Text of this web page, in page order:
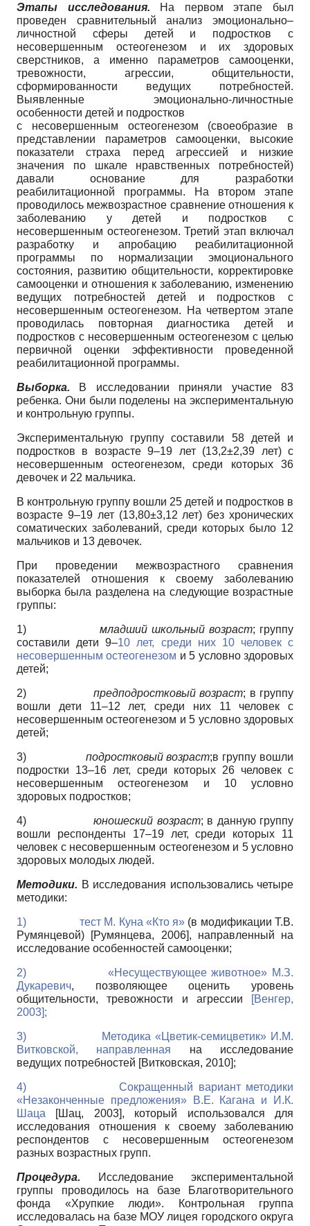
Этапы исследования. На первом этапе был
проведен сравнительный анализ эмоционально–
личностной сферы детей и подростков с
несовершенным остеогенезом и их здоровых
сверстников, а именно параметров самооценки,
тревожности, агрессии, общительности,
сформированности ведущих потребностей.
Выявленные эмоционально-личностные
особенности детей и подростков
с несовершенным остеогенезом (своеобразие в
представлении параметров самооценки, высокие
показатели страха перед агрессией и низкие
значения по шкале нравственных потребностей)
давали основание для разработки
реабилитационной программы. На втором этапе
проводилось межвозрастное сравнение отношения к
заболеванию у детей и подростков с
несовершенным остеогенезом. Третий этап включал
разработку и апробацию реабилитационной
программы по нормализации эмоционального
состояния, развитию общительности, корректировке
самооценки и отношения к заболеванию, изменению
ведущих потребностей детей и подростков с
несовершенным остеогенезом. На четвертом этапе
проводилась повторная диагностика детей и
подростков с несовершенным остеогенезом с целью
первичной оценки эффективности проведенной
реабилитационной программы.
Выборка. В исследовании приняли участие 83
ребенка. Они были поделены на экспериментальную
и контрольную группы.
Экспериментальную группу составили 58 детей и
подростков в возрасте 9–19 лет (13,2±2,39 лет) с
несовершенным остеогенезом, среди которых 36
девочек и 22 мальчика.
В контрольную группу вошли 25 детей и подростков в
возрасте 9–19 лет (13,80±3,12 лет) без хронических
соматических заболеваний, среди которых было 12
мальчиков и 13 девочек.
При проведении межвозрастного сравнения
показателей отношения к своему заболеванию
выборка была разделена на следующие возрастные
группы:
1)младший школьный возраст; группу
составили дети 9–10 лет, среди них 10 человек с
несовершенным остеогенезом и 5 условно здоровых
детей;
2) предподростковый возраст; в группу
вошли дети 11–12 лет, среди них 11 человек с
несовершенным остеогенезом и 5 условно здоровых
детей;
3) подростковый возраст;в группу вошли
подростки 13–16 лет, среди которых 26 человек с
несовершенным остеогенезом и 10 условно
здоровых подростков;
4)юношеский возраст; в данную группу
вошли респонденты 17–19 лет, среди которых 11
человек с несовершенным остеогенезом и 5 условно
здоровых молодых людей.
Методики. В исследования использовались четыре
методики:
1) тест М. Куна «Кто я» (в модификации Т.В.
Румянцевой)
[Румянцева, 2006], направленный на
исследование особенностей самооценки;
2) «Несуществующее животное» М.З.
Дукаревич, позволяющее оценить уровень
общительности, тревожности и агрессии
[Венгер,
2003];
3) Методика «Цветик-семицветик» И.М.
Витковской, направленная на исследование
ведущих потребностей [Витковская, 2010];
4) Сокращенный вариант методики
«Незаконченные предложения»
В.Е. Кагана и И.К.
Шаца
[Шац, 2003], который использовался для
исследования отношения к своему заболеванию
респондентов с несовершенным остеогенезом
разных возрастных групп.
Процедура. Исследование экспериментальной
группы проводилось на базе Благотворительного
фонда «Хрупкие люди». Контрольная группа
исследовалась на базе МОУ лицея городского округа